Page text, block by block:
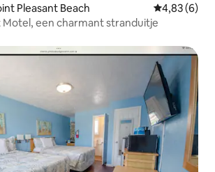
Pleasant Beach Gemiddelde
4,83 (6)
Motel, een charmant stranduitje